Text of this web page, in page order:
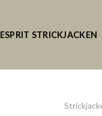
ESPRIT STRICKJACKEN